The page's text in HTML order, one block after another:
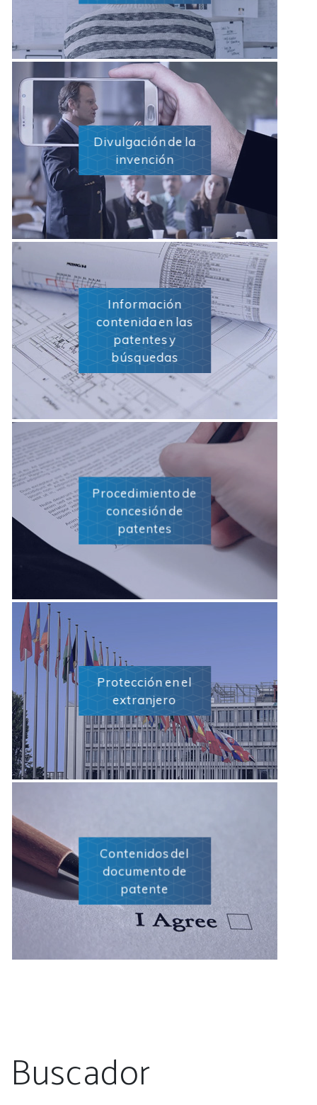
Divulgación de la
invención
Información
contenida en las
patentes y
búsquedas
Procedimiento de
concesión de
patentes
Protección en el
extranjero
Contenidos del
documento de
patente
Buscador